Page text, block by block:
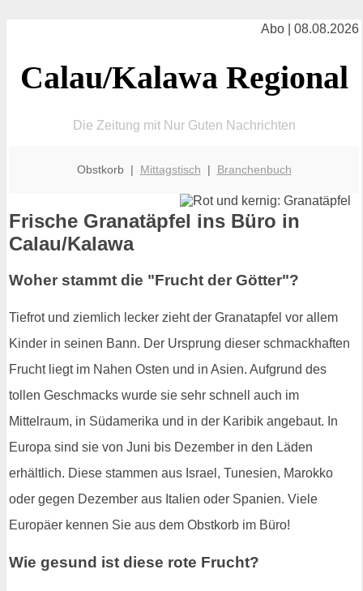
Abo | 08.08.2026
Calau/Kalawa Regional
Die Zeitung mit Nur Guten Nachrichten
Obstkorb | Mittagstisch | Branchenbuch
Frische Granatäpfel ins Büro in
Calau/Kalawa
Woher stammt die "Frucht der Götter"?
Tiefrot und ziemlich lecker zieht der Granatapfel vor allem
Kinder in seinen Bann. Der Ursprung dieser schmackhaften
Frucht liegt im Nahen Osten und in Asien. Aufgrund des
tollen Geschmacks wurde sie sehr schnell auch im
Mittelraum, in Südamerika und in der Karibik angebaut. In
Europa sind sie von Juni bis Dezember in den Läden
erhältlich. Diese stammen aus Israel, Tunesien, Marokko
oder gegen Dezember aus Italien oder Spanien. Viele
Europäer kennen Sie aus dem Obstkorb im Büro!
Wie gesund ist diese rote Frucht?